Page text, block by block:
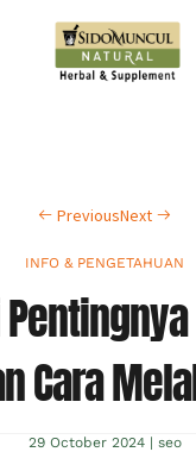
PreviousNext
INFO & PENGETAHUAN
Cara
29 October 2024 | seo